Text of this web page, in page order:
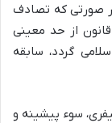
صورتی که تصادف
از حد معینی
مجازات اسلامی گردد، سابقه
سوء پیشینه و